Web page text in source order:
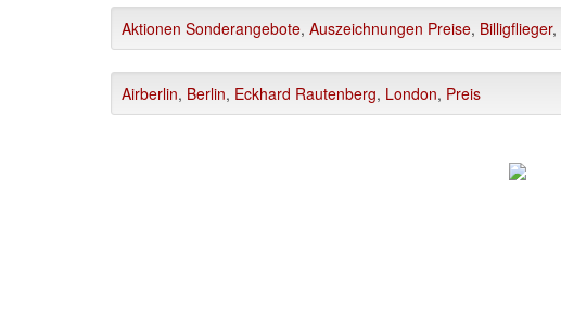
Aktionen Sonderangebote, Auszeichnungen Preise, Billigflieger,
Airberlin, Berlin, Eckhard Rautenberg, London, Preis